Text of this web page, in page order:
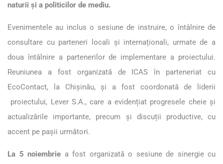
naturii și a politicilor de mediu.
Evenimentele au inclus o sesiune de instruire, o întâlnire de
consultare cu parteneri locali și internaționali, urmate de a
doua întâlnire a partenerilor de implementare a proiectului.
Reuniunea a fost organizată de ICAS în parteneriat cu
EcoContact, la Chișinău, și a fost coordonată de liderii
proiectului, Lever S.A., care a evidențiat progresele cheie și
actualizările importante, precum și discuții productive, cu
accent pe pașii următori.
La 5 noiembrie a fost organizată o sesiune de sinergie cu